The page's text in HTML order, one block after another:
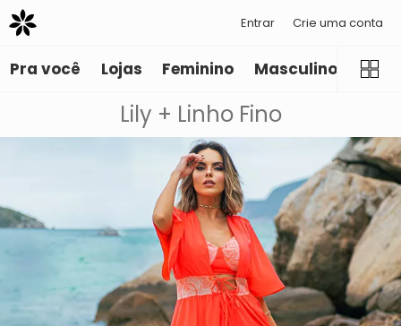
Entrar Crie uma conta
Pra você Lojas Feminino Masculino
Lily + Linho Fino